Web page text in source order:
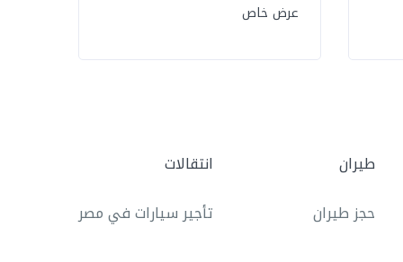
عرض خاص
طيران
حجز طيران
انتقالات
تأجير سيارات في مصر